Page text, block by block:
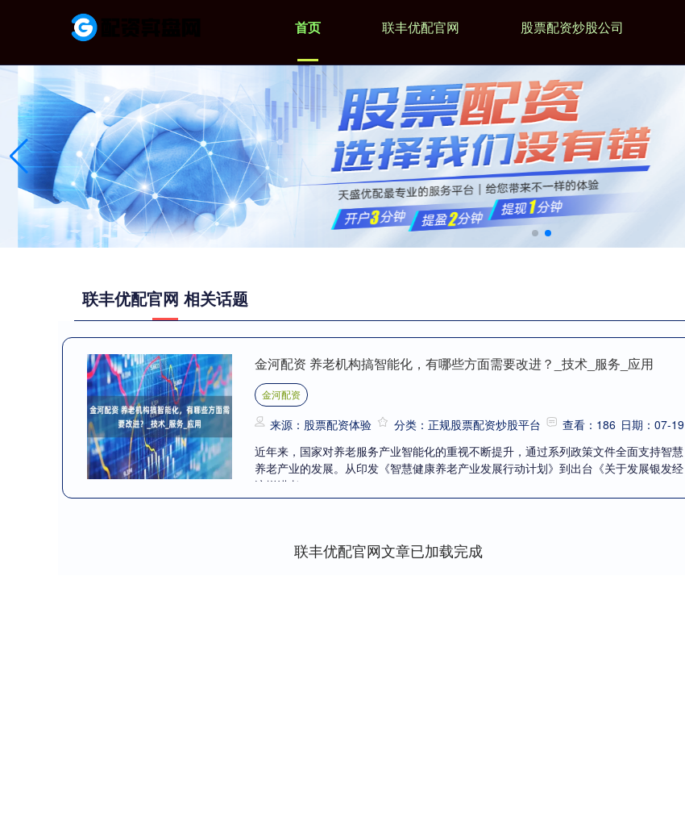
首页 联丰优配官网 股票配资炒股公司
联丰优配官网 相关话题
金河配资 养老机构搞智能化，有哪些方面需要改进？_技术_服务_应用
金河配资
来源：股票配资体验 分类：正规股票配资炒股平台 查看：186 日期：07-19
近年来，国家对养老服务产业智能化的重视不断提升，通过系列政策文件全面支持智慧
养老产业的发展。从印发《智慧健康养老产业发展行动计划》到出台《关于发展银发经
济增进老....
联丰优配官网文章已加载完成